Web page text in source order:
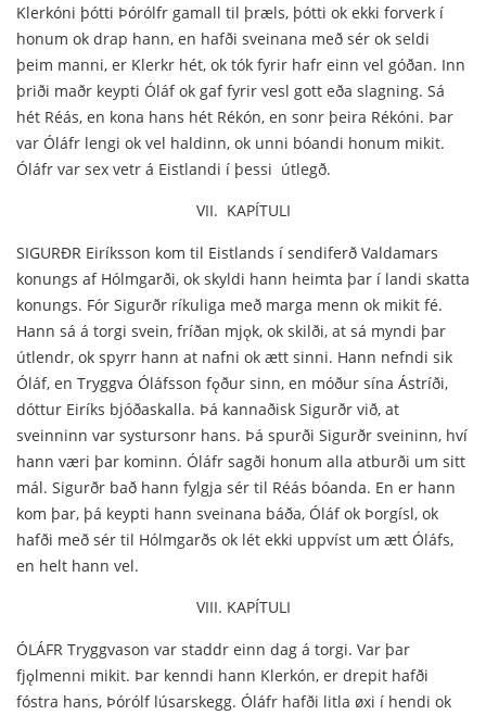
Klerkóni þótti Þórólfr gamall til þræls, þótti ok ekki forverk í
honum ok drap hann, en hafði sveinana með sér ok seldi
þeim manni, er Klerkr hét, ok tók fyrir hafr einn vel góðan. Inn
þriði maðr keypti Óláf ok gaf fyrir vesl gott eða slagning. Sá
hét Réás, en kona hans hét Rékón, en sonr þeira Rékóni. Þar
var Óláfr lengi ok vel haldinn, ok unni bóandi honum mikit.
Óláfr var sex vetr á Eistlandi í þessi útlegð.
VII. KAPÍTULI
SIGURĐR Eiríksson kom til Eistlands í sendiferð Valdamars
konungs af Hólmgarði, ok skyldi hann heimta þar í landi skatta
konungs. Fór Sigurðr ríkuliga með marga menn ok mikit fé.
Hann sá á torgi svein, fríðan mjǫk, ok skilði, at sá myndi þar
útlendr, ok spyrr hann at nafni ok ætt sinni. Hann nefndi sik
Óláf, en Tryggva Óláfsson fǫður sinn, en móður sína Ástríði,
dóttur Eiríks bjóðaskalla. Þá kannaðisk Sigurðr við, at
sveinninn var systursonr hans. Þá spurði Sigurðr sveininn, hví
hann væri þar kominn. Óláfr sagði honum alla atburði um sitt
mál. Sigurðr bað hann fylgja sér til Réás bóanda. En er hann
kom þar, þá keypti hann sveinana báða, Óláf ok Þorgísl, ok
hafði með sér til Hólmgarðs ok lét ekki uppvíst um ætt Óláfs,
en helt hann vel.
VIII. KAPÍTULI
ÓLÁFR Tryggvason var staddr einn dag á torgi. Var þar
fjǫlmenni mikit. Þar kenndi hann Klerkón, er drepit hafði
fóstra hans, Þórólf lúsarskegg. Óláfr hafði litla øxi í hendi ok